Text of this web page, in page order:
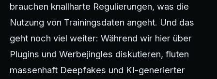
brauchen knallharte Regulierungen, was die
Nutzung von Trainingsdaten angeht. Und das
geht noch viel weiter: Während wir hier über
Plugins und Werbejingles diskutieren, fluten
massenhaft Deepfakes und KI-generierter